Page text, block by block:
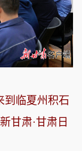
到临夏州积石
甘肃·甘肃日